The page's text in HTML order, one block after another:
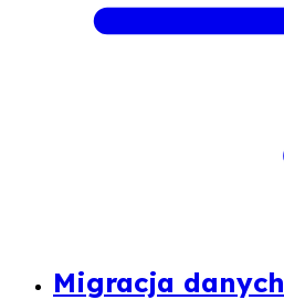
Migracja danych